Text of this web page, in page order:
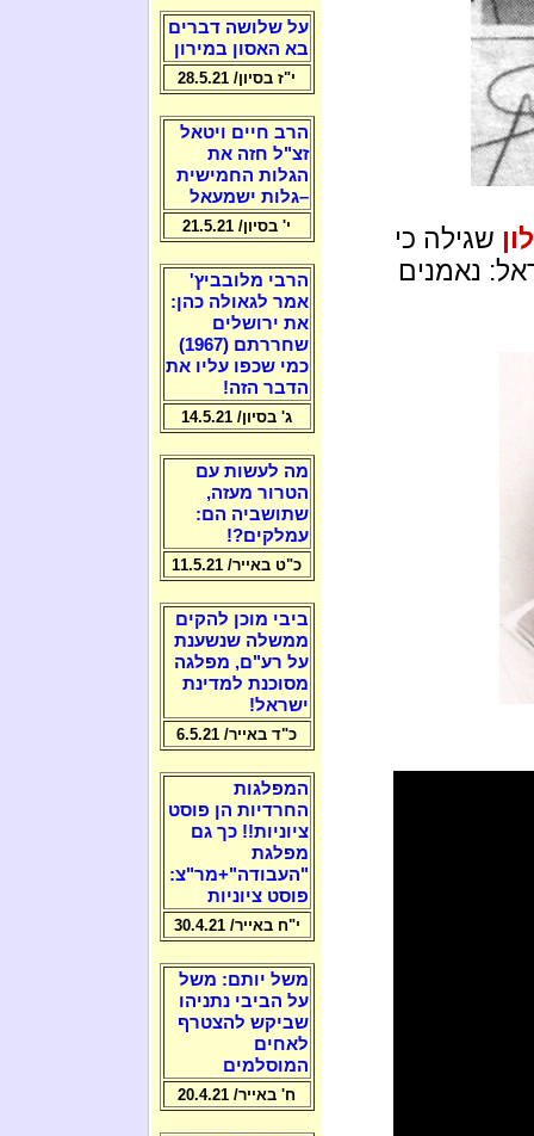
שגילה כי
נאמנים
על שלושה דברים
בא האסון במירון
י"ז בסיון/ 28.5.21
הרב חיים ויטאל
זצ"ל חזה את
הגלות החמישית
–גלות ישמעאל
י' בסיון/ 21.5.21
הרבי מלובביץ'
אמר לגאולה כהן:
את ירושלים
שחררתם (1967)
כמי שכפו עליו את
הדבר הזה!
ג' בסיון/ 14.5.21
מה לעשות עם
הטרור מעזה,
שתושביה הם:
עמלקים?!
כ"ט באייר/ 11.5.21
ביבי מוכן להקים
ממשלה שנשענת
על רע"ם, מפלגה
מסוכנת למדינת
ישראל!
כ"ד באייר/ 6.5.21
המפלגות
החרדיות הן פוסט
ציוניות!! כך גם
מפלגת
"העבודה"+מר"צ:
פוסט ציוניות
י"ח באייר/ 30.4.21
משל יותם: משל
על הביבי נתניהו
שביקש להצטרף
לאחים
המוסלמים
ח' באייר/ 20.4.21